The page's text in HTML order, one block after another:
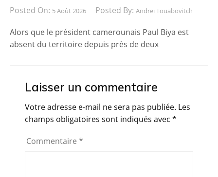
Posted On: 5 Août 2026 Posted By: Andreï Touabovitch
Alors que le président camerounais Paul Biya est
absent du territoire depuis près de deux
Laisser un commentaire
Votre adresse e-mail ne sera pas publiée. Les
champs obligatoires sont indiqués avec *
Commentaire *